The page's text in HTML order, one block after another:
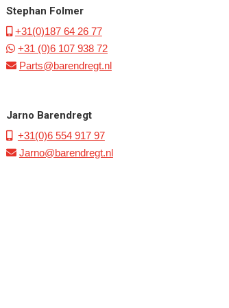
Stephan Folmer
 +31(0)187 64 26 77
 +31 (0)6 107 938 72
 Parts@barendregt.nl
Jarno Barendregt
+31(0)6 554 917 97
 Jarno@barendregt.nl